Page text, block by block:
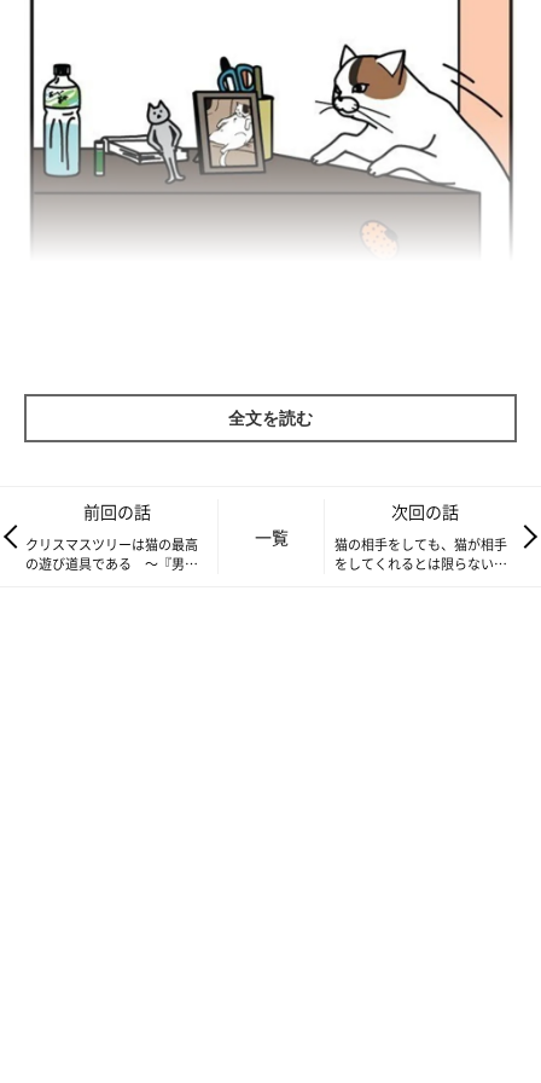
全文を読む
前回の話
クリスマスツリーは猫の最高
の遊び道具である ～『男の
一覧
次回の話
猫の相手をしても、猫が相手
をしてくれるとは限らない